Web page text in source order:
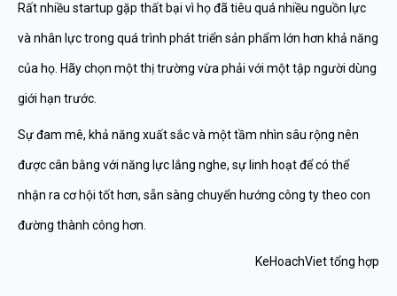
Rất nhiều startup gặp thất bại vì họ đã tiêu quá nhiều nguồn lực
và nhân lực trong quá trình phát triển sản phẩm lớn hơn khả năng
của họ. Hãy chọn một thị trường vừa phải với một tập người dùng
giới hạn trước.
Sự đam mê, khả năng xuất sắc và một tầm nhìn sâu rộng nên
được cân bằng với năng lực lắng nghe, sự linh hoạt để có thể
nhận ra cơ hội tốt hơn, sẵn sàng chuyển hướng công ty theo con
đường thành công hơn.
KeHoachViet tổng hợp